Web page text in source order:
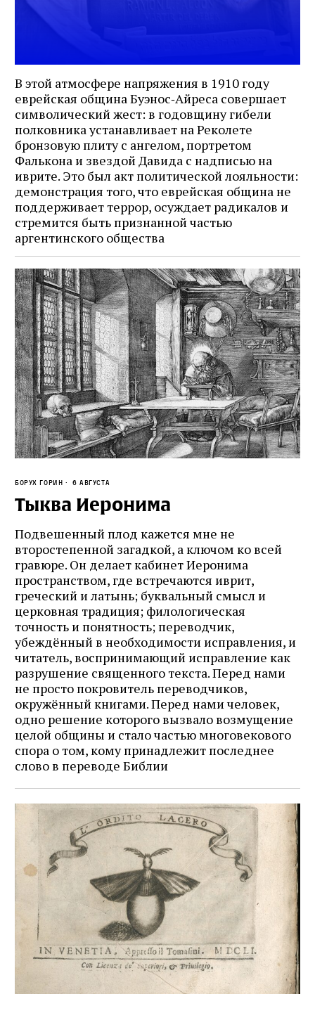
В этой атмосфере напряжения в 1910 году
еврейская община Буэнос‑Айреса совершает
символический жест: в годовщину гибели
полковника устанавливает на Реколете
бронзовую плиту с ангелом, портретом
Фалькона и звездой Давида с надписью на
иврите. Это был акт политической лояльности:
демонстрация того, что еврейская община не
поддерживает террор, осуждает радикалов и
стремится быть признанной частью
аргентинского общества
Борух Горин 6 августа
Тыква Иеронима
Подвешенный плод кажется мне не
второстепенной загадкой, а ключом ко всей
гравюре. Он делает кабинет Иеронима
пространством, где встречаются иврит,
греческий и латынь; буквальный смысл и
церковная традиция; филологическая
точность и понятность; переводчик,
убеждённый в необходимости исправления, и
читатель, воспринимающий исправление как
разрушение священного текста. Перед нами
не просто покровитель переводчиков,
окружённый книгами. Перед нами человек,
одно решение которого вызвало возмущение
целой общины и стало частью многовекового
спора о том, кому принадлежит последнее
слово в переводе Библии
Журнал ЛЕХАИМ в вашем
email
Подпишитесь на рассылку журнала ЛЕХАИМ и получайте
самые интересные публикации с сайта по электронной
почте
Подписаться